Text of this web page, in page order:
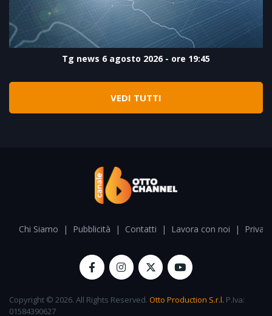
Tg news 6 agosto 2026 - ore 19:45
VEDI TUTTI
Chi Siamo | Pubblicità | Contatti | Lavora con noi |
Copyright © 2026. All Rights Reserved. Otto Production S.r.l. P.Iva:
01584390627